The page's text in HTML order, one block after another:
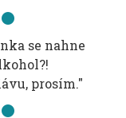
se nahne
prosím."